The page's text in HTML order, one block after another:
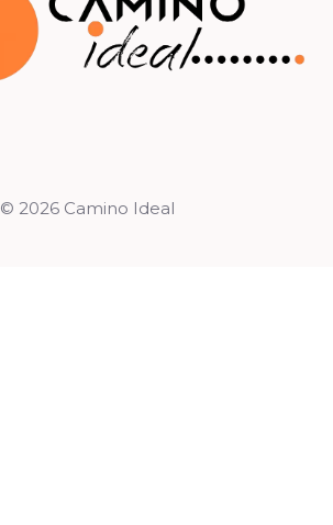
© 2026 Camino Ideal